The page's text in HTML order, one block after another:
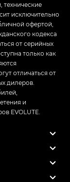
технические
исключительно
офертой,
кодекса
от серийных
только как
отличаться от
дилеров.
и
EVOLUTE.